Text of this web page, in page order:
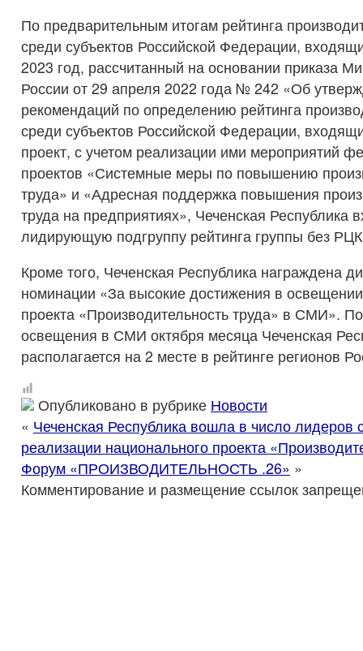
По предварительным итогам рейтинга
среди субъектов Российской Федерации,
2023 год, рассчитанный на основании приказа
России от 29 апреля 2022 года № 242 «Об
рекомендаций по определению рейтинга
среди субъектов Российской Федерации,
проект, с учетом реализации ими мероприятий
проектов «Системные меры по повышению
труда» и «Адресная поддержка повышения
труда на предприятиях», Чеченская Республика
лидирующую подгруппу рейтинга группы без
Кроме того, Чеченская Республика награждена
номинации «За высокие достижения в
проекта «Производительность труда» в СМИ».
освещения в СМИ октября месяца Чеченская
располагается на 2 месте в рейтинге регионов
Опубликовано в рубрике Новости
« Чеченская Республика вошла в число лидеров
реализации национального проекта
Форум «ПРОИЗВОДИТЕЛЬНОСТЬ .26» »
Комментирование и размещение ссылок